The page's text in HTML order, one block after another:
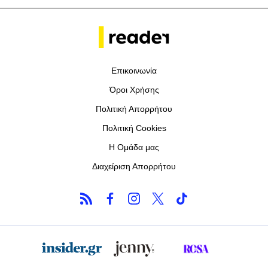
Επικοινωνία
Όροι Χρήσης
Πολιτική Απορρήτου
Πολιτική Cookies
Η Ομάδα μας
Διαχείριση Απορρήτου